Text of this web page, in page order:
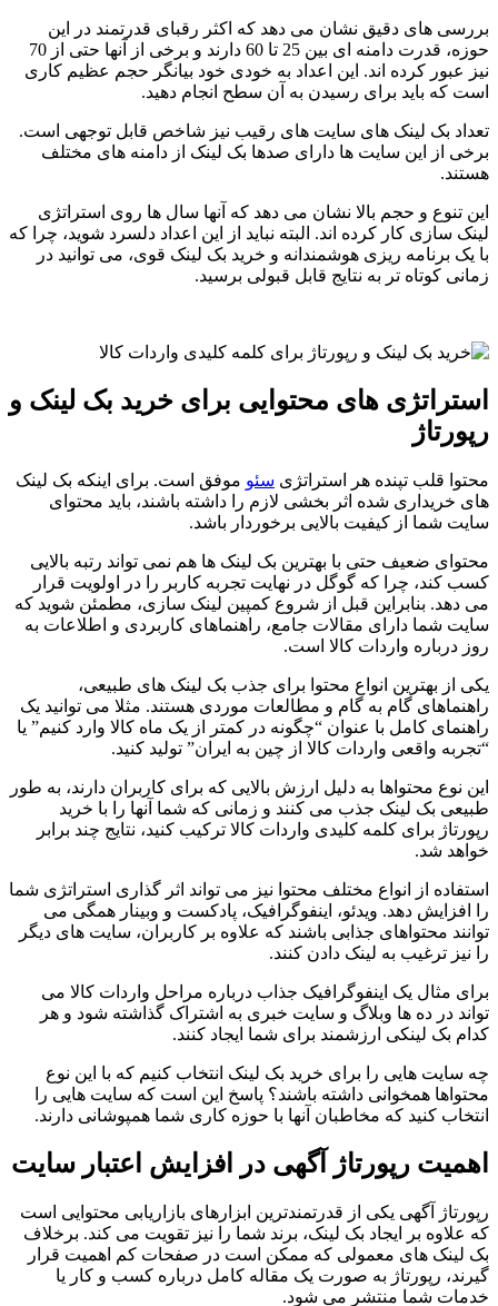
بررسی های دقیق نشان می دهد که اکثر رقبای قدرتمند در این
حوزه، قدرت دامنه ای بین 25 تا 60 دارند و برخی از آنها حتی از 70
نیز عبور کرده اند. این اعداد به خودی خود بیانگر حجم عظیم کاری
است که باید برای رسیدن به آن سطح انجام دهید.
تعداد بک لینک های سایت های رقیب نیز شاخص قابل توجهی است.
برخی از این سایت ها دارای صدها بک لینک از دامنه های مختلف
هستند.
این تنوع و حجم بالا نشان می دهد که آنها سال ها روی استراتژی
لینک سازی کار کرده اند. البته نباید از این اعداد دلسرد شوید، چرا که
با یک برنامه ریزی هوشمندانه و خرید بک لینک قوی، می توانید در
زمانی کوتاه تر به نتایج قابل قبولی برسید.
استراتژی های محتوایی برای خرید بک لینک و
رپورتاژ
محتوا قلب تپنده هر استراتژی سئو موفق است. برای اینکه بک لینک
های خریداری شده اثر بخشی لازم را داشته باشند، باید محتوای
سایت شما از کیفیت بالایی برخوردار باشد.
محتوای ضعیف حتی با بهترین بک لینک ها هم نمی تواند رتبه بالایی
کسب کند، چرا که گوگل در نهایت تجربه کاربر را در اولویت قرار
می دهد. بنابراین قبل از شروع کمپین لینک سازی، مطمئن شوید که
سایت شما دارای مقالات جامع، راهنماهای کاربردی و اطلاعات به
روز درباره واردات کالا است.
یکی از بهترین انواع محتوا برای جذب بک لینک های طبیعی،
راهنماهای گام به گام و مطالعات موردی هستند. مثلا می توانید یک
راهنمای کامل با عنوان “چگونه در کمتر از یک ماه کالا وارد کنیم” یا
“تجربه واقعی واردات کالا از چین به ایران” تولید کنید.
این نوع محتواها به دلیل ارزش بالایی که برای کاربران دارند، به طور
طبیعی بک لینک جذب می کنند و زمانی که شما آنها را با خرید
رپورتاژ برای کلمه کلیدی واردات کالا ترکیب کنید، نتایج چند برابر
خواهد شد.
استفاده از انواع مختلف محتوا نیز می تواند اثر گذاری استراتژی شما
را افزایش دهد. ویدئو، اینفوگرافیک، پادکست و وبینار همگی می
توانند محتواهای جذابی باشند که علاوه بر کاربران، سایت های دیگر
را نیز ترغیب به لینک دادن کنند.
برای مثال یک اینفوگرافیک جذاب درباره مراحل واردات کالا می
تواند در ده ها وبلاگ و سایت خبری به اشتراک گذاشته شود و هر
کدام بک لینکی ارزشمند برای شما ایجاد کنند.
چه سایت هایی را برای خرید بک لینک انتخاب کنیم که با این نوع
محتواها همخوانی داشته باشند؟ پاسخ این است که سایت هایی را
انتخاب کنید که مخاطبان آنها با حوزه کاری شما همپوشانی دارند.
اهمیت رپورتاژ آگهی در افزایش اعتبار سایت
رپورتاژ آگهی یکی از قدرتمندترین ابزارهای بازاریابی محتوایی است
که علاوه بر ایجاد بک لینک، برند شما را نیز تقویت می کند. برخلاف
بک لینک های معمولی که ممکن است در صفحات کم اهمیت قرار
گیرند، رپورتاژ به صورت یک مقاله کامل درباره کسب و کار یا
خدمات شما منتشر می شود.